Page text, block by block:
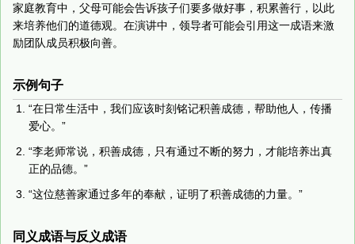
家庭教育中，父母可能会告诉孩子们要多做好事，积累善行，以此
来培养他们的道德观。在演讲中，领导者可能会引用这一成语来激
励团队成员积极向善。
示例句子
“在日常生活中，我们应该时刻铭记积善成德，帮助他人，传播
爱心。”
“李老师常说，积善成德，只有通过不断的努力，才能培养出真
正的品德。”
“这位慈善家通过多年的奉献，证明了积善成德的力量。”
同义成语与反义成语